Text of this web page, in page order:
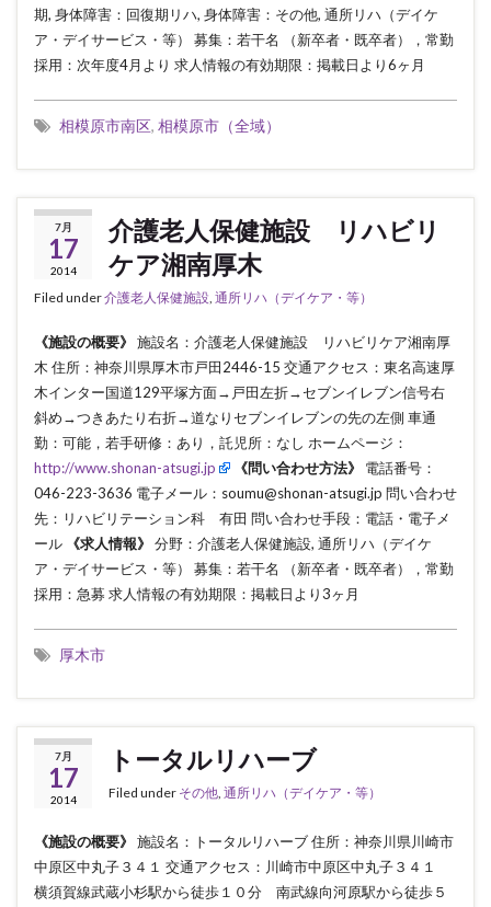
期, 身体障害：回復期リハ, 身体障害：その他, 通所リハ（デイケ
ア・デイサービス・等） 募集：若干名 （新卒者・既卒者），常勤
採用：次年度4月より 求人情報の有効期限：掲載日より6ヶ月
相模原市南区, 相模原市（全域）
7月
17
2014
介護老人保健施設 リハビリ
ケア湘南厚木
Filed under介護老人保健施設, 通所リハ（デイケア・等）
《施設の概要》
施設名：介護老人保健施設 リハビリケア湘南厚
木 住所：神奈川県厚木市戸田2446-15 交通アクセス：東名高速厚
木インター国道129平塚方面→戸田左折→セブンイレブン信号右
斜め→つきあたり右折→道なりセブンイレブンの先の左側 車通
勤：可能，若手研修：あり，託児所：なし ホームページ：
http://www.shonan-atsugi.jp
《問い合わせ方法》
電話番号：
046-223-3636 電子メール：soumu@shonan-atsugi.jp 問い合わせ
先：リハビリテーション科 有田 問い合わせ手段：電話・電子メ
ール
《求人情報》
分野：介護老人保健施設, 通所リハ（デイケ
ア・デイサービス・等） 募集：若干名 （新卒者・既卒者），常勤
採用：急募 求人情報の有効期限：掲載日より3ヶ月
厚木市
7月
17
2014
トータルリハーブ
Filed under その他 通所リハ（デイケア・等）
《施設の概要》
施設名：トータルリハーブ 住所：神奈川県川崎市
中原区中丸子３４１ 交通アクセス：川崎市中原区中丸子３４１
横須賀線武蔵小杉駅から徒歩１０分 南武線向河原駅から徒歩５